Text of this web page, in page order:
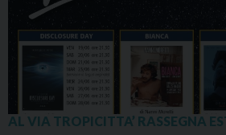
AL VIA TROPICITTA’ RASSEGNA